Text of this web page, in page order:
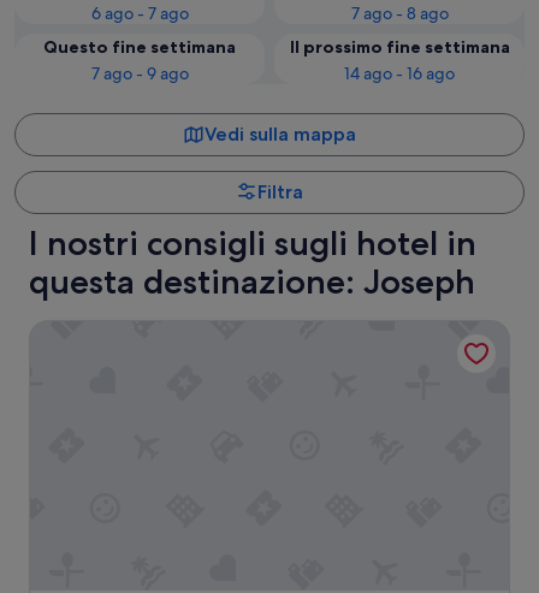
6 ago - 7 ago
7 ago - 8 ago
Questo fine settimana
7 ago - 9 ago
Il prossimo fine settimana
14 ago - 16 ago
Vedi sulla mappa
Filtra
I nostri consigli sugli hotel in
questa destinazione: Joseph